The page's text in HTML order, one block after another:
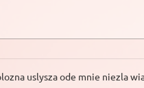
uslysza ode mnie niezla